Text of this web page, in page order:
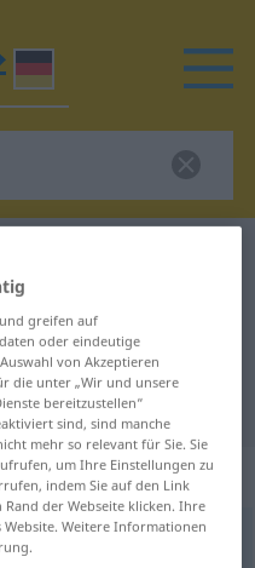
für
Übersetzung
greifen auf
oder eindeutige
von Akzeptieren
die unter „Wir und unsere
bereitzustellen“
sind, sind manche
mehr so relevant für Sie. Sie
um Ihre Einstellungen zu
indem Sie auf den Link
der Webseite klicken. Ihre
Weitere Informationen